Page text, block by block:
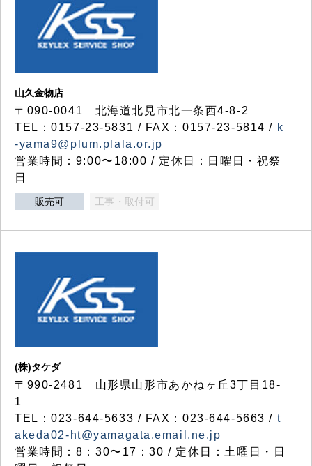
山久金物店
〒090-0041 北海道北見市北一条西4-8-2
TEL：0157-23-5831 / FAX：0157-23-5814 / k
-yama9@plum.plala.or.jp
営業時間：9:00〜18:00 / 定休日：日曜日・祝祭
日
販売可 工事・取付可
(株)タケダ
〒990-2481 山形県山形市あかねヶ丘3丁目18-
1
TEL：023-644-5633 / FAX：023-644-5663 / t
akeda02-ht@yamagata.email.ne.jp
営業時間：8：30〜17：30 / 定休日：土曜日・日